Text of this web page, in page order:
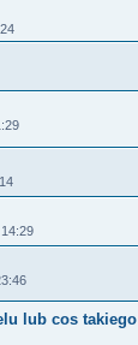
lub cos takiego